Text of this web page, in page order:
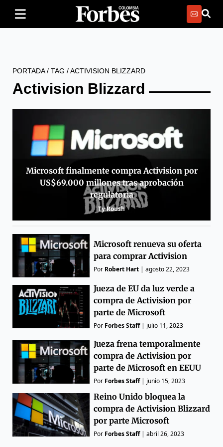
PORTADA/ TAG /ACTIVISION BLIZZARD
Activision Blizzard
Microsoft finalmente compra Activision por
US$69.000 millones tras aprobación
regulatoria
Ty Roush
Microsoft renueva su oferta
para comprar Activision
Por Robert Hart |agosto 22, 2023
Jueza de EU da luz verde a
compra de Activision por
parte de Microsoft
Por Forbes Staff| julio 11, 2023
Jueza frena temporalmente
compra de Activision por
parte de Microsoft en EEUU
Por Forbes Staff| junio 15, 2023
Reino Unido bloquea la
compra de Activision Blizzard
por parte Microsoft
Por Forbes Staff|abril 26, 2023